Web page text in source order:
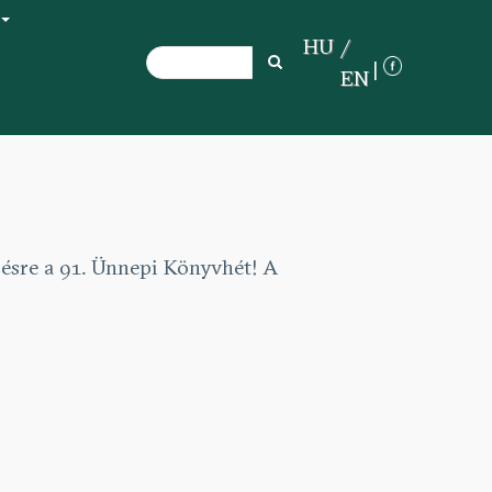
Search
Search
HU
EN
a 91. Ünnepi Könyvhét! A